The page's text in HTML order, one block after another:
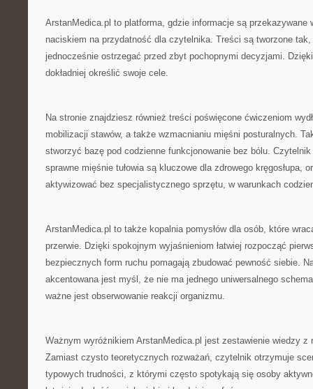
ArstanMedica.pl to platforma, gdzie informacje są przekazywane
naciskiem na przydatność dla czytelnika. Treści są tworzone
jednocześnie ostrzegać przed zbyt pochopnymi decyzjami.
dokładniej określić swoje cele.
Na stronie znajdziesz również treści poświęcone ćwiczeniom
mobilizacji stawów, a także wzmacnianiu mięśni posturalnych.
stworzyć bazę pod codzienne funkcjonowanie bez bólu.
sprawne mięśnie tułowia są kluczowe dla zdrowego kręgosłupa,
aktywizować bez specjalistycznego sprzętu, w warunkach
ArstanMedica.pl to także kopalnia pomysłów dla osób, które
przerwie. Dzięki spokojnym wyjaśnieniom łatwiej rozpocząć
bezpiecznych form ruchu pomagają zbudować pewność siebie.
akcentowana jest myśl, że nie ma jednego uniwersalnego
ważne jest obserwowanie reakcji organizmu.
Ważnym wyróżnikiem ArstanMedica.pl jest zestawienie wiedzy z
Zamiast czysto teoretycznych rozważań, czytelnik otrzymuje
typowych trudności, z którymi często spotykają się osoby